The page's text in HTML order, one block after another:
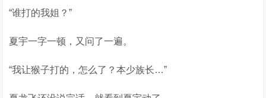
“谁打的我姐？”
夏宇一字一顿，又问了一遍。
“我让猴子打的，怎么了？本少族长…”